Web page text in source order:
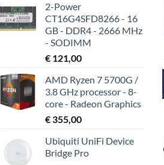
2-Power
CT16G4SFD8266 - 16
GB - DDR4 - 2666 MHz
- SODIMM
€ 121,00
AMD Ryzen 7 5700G /
3.8 GHz processor - 8-
core - Radeon Graphics
€ 355,00
Ubiquiti UniFi Device
Bridge Pro